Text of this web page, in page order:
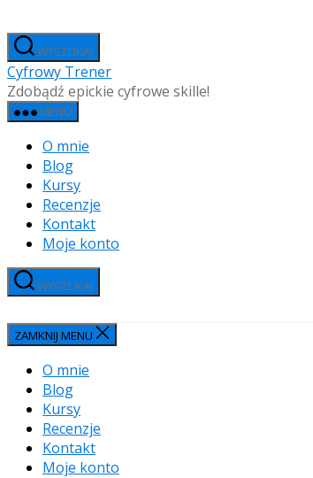
do
treściWYSZUKAJ
Cyfrowy Trener
Zdobądź epickie cyfrowe skille!
MENU
O mnie
Blog
Kursy
Recenzje
Kontakt
Moje konto
WYSZUKAJ
ZAMKNIJ MENU
O mnie
Blog
Kursy
Recenzje
Kontakt
Moje konto